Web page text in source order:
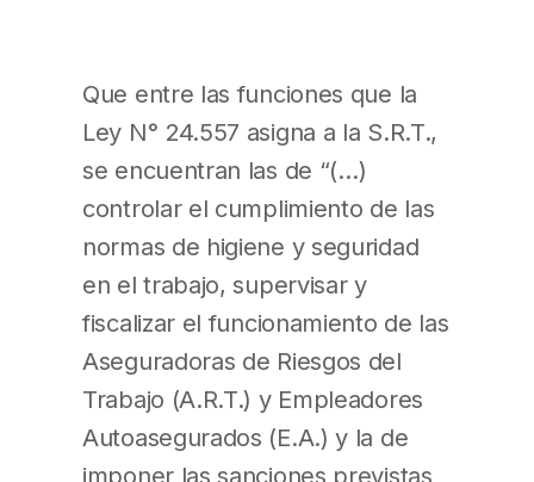
Que entre las funciones que la
Ley N° 24.557 asigna a la S.R.T.,
se encuentran las de “(…)
controlar el cumplimiento de las
normas de higiene y seguridad
en el trabajo, supervisar y
fiscalizar el funcionamiento de las
Aseguradoras de Riesgos del
Trabajo (A.R.T.) y Empleadores
Autoasegurados (E.A.) y la de
imponer las sanciones previstas